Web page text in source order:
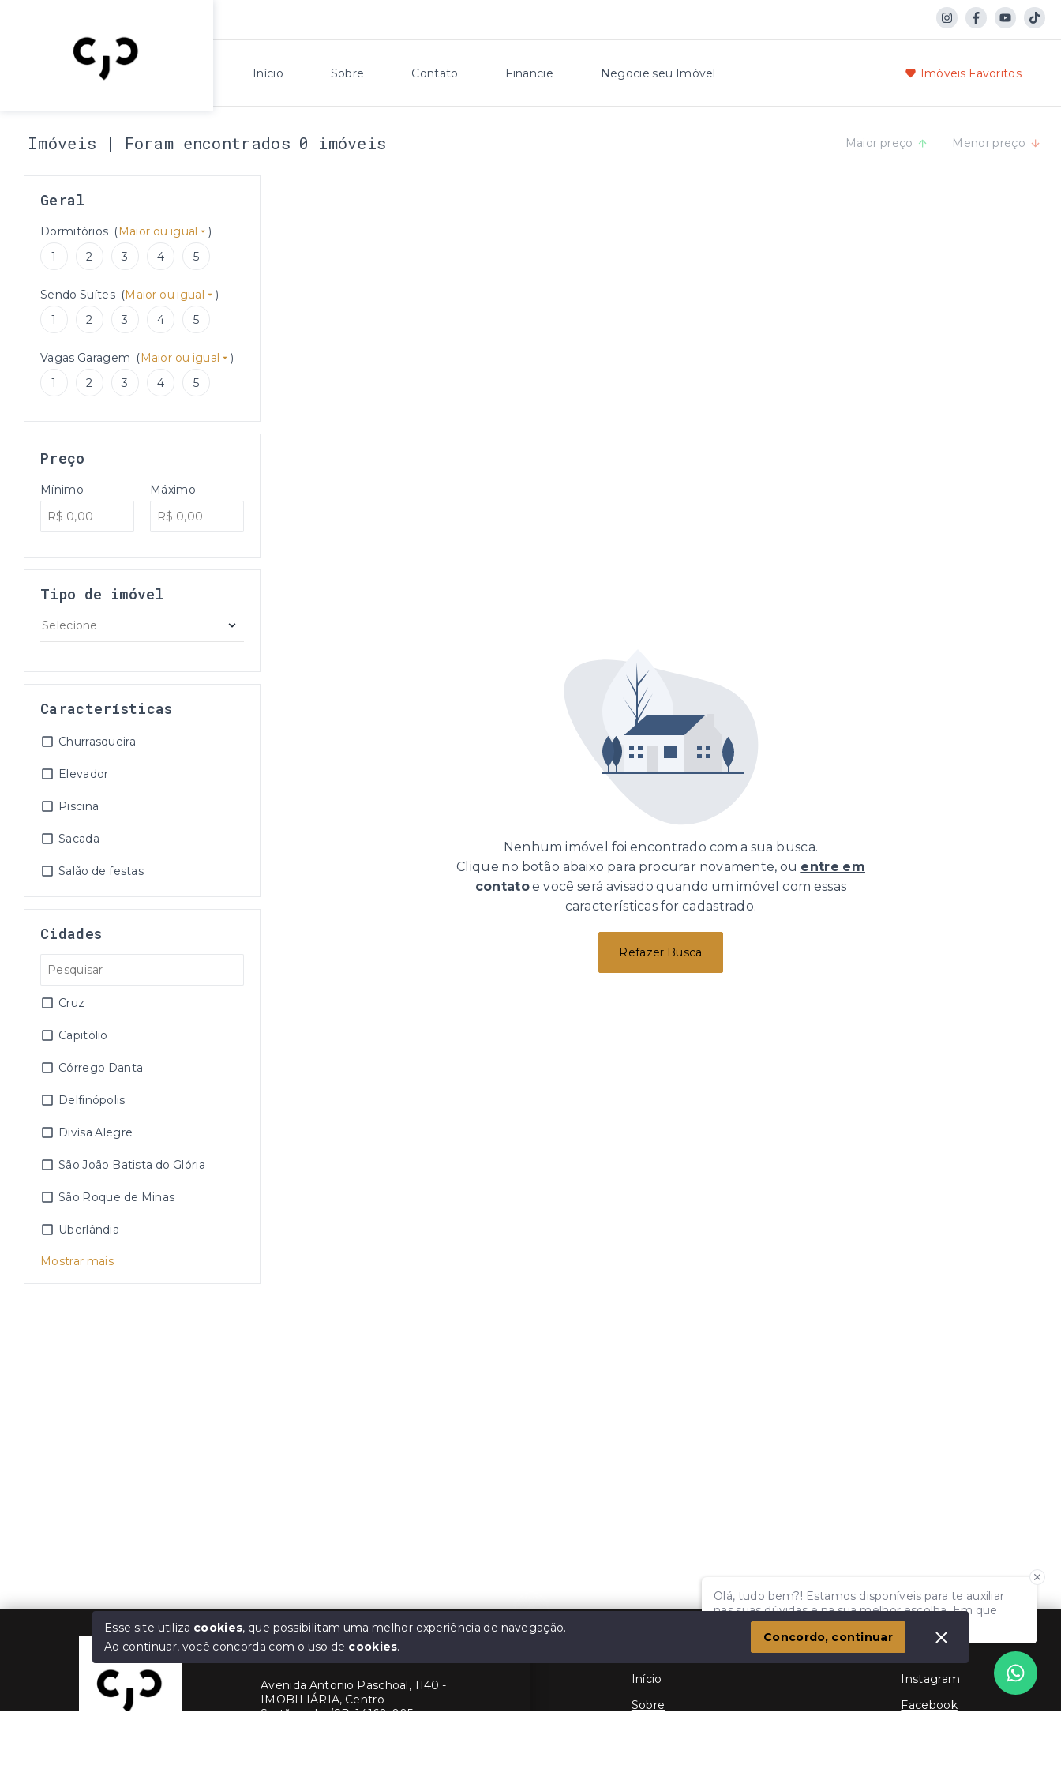
Início Sobre Contato Financie Negocie seu Imóvel Imóveis Favoritos
Imóveis | Foram encontrados 0 imóveis Maior preço Menor preço
Geral
Dormitórios (Maior ou igual
)
1
2 3 4 5
Sendo Suítes (Maior ou igual
)
1
2 3 4 5
Vagas Garagem (Maior ou igual
)
1
2 3 4 5
Preço
Mínimo Máximo
Tipo de imóvel
Selecione
Características
Churrasqueira
Elevador
Piscina
Sacada
Salão de festas
Cidades
Cruz
Capitólio
Córrego Danta
Delfinópolis
Divisa Alegre
São João Batista do Glória
São Roque de Minas
Uberlândia
Mostrar mais
Nenhum imóvel foi encontrado com a sua busca.
Clique no botão abaixo para procurar novamente, ou entre em
contatoe você será avisado quando um imóvel com essas
características for cadastrado.
Refazer Busca
Início
Sobre
Social
Instagram
Facebook
Cris Jaber Ciavatta
Avenida Antonio Paschoal, 1140 -
IMOBILIÁRIA, Centro -
Sertãozinho/SP, 14160-005
Olá, tudo bem?! Estamos disponíveis para te auxiliar
nas suas dúvidas e na sua melhor escolha. Em que
podemos ajudar?
Esse site utiliza cookies, que possibilitam uma melhor experiência de navegação.
Ao continuar, você concorda com o uso de cookies.
Concordo, continuar